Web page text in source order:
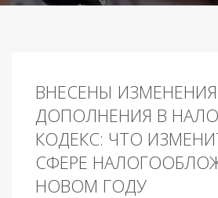
ВНЕСЕНЫ
ДОПОЛНЕНИЯ В
КОДЕКС: ЧТО
СФЕРЕ
НОВОМ ГОДУ